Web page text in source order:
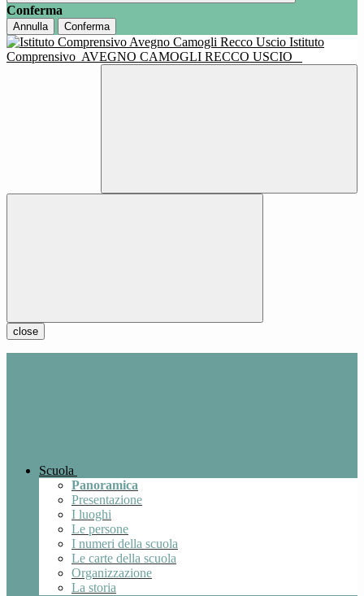
Conferma
Annulla Conferma
Istituto
Comprensivo AVEGNO CAMOGLI RECCO USCIO
close
Scuola
Panoramica
Presentazione
I luoghi
Le persone
I numeri della scuola
Le carte della scuola
Organizzazione
La storia